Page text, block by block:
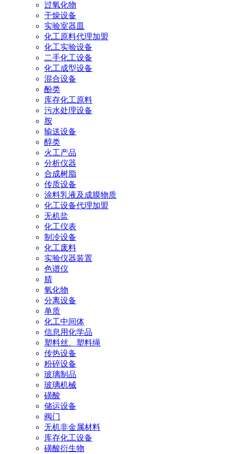
过氧化物
干燥设备
实验室器皿
化工原料代理加盟
化工实验设备
二手化工设备
化工成型设备
混合设备
酚类
库存化工原料
污水处理设备
胺
输送设备
醇类
火工产品
分析仪器
合成树脂
传质设备
涂料乳液及成膜物质
化工设备代理加盟
无机盐
化工仪表
制冷设备
化工废料
实验仪器装置
色谱仪
腈
氧化物
分离设备
单质
化工中间体
信息用化学品
塑料丝、塑料绳
传热设备
粉碎设备
玻璃制品
玻璃机械
磺酸
储运设备
阀门
无机非金属材料
库存化工设备
磺酸衍生物